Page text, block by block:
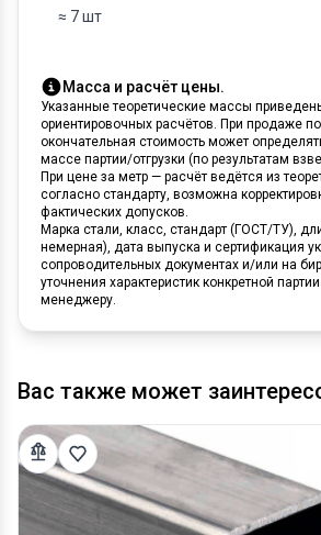
≈ 7 шт
Масса и расчёт цены.
Указанные теоретические массы
ориентировочных расчётов. При продаже
окончательная стоимость может
массе партии/отгрузки (по результатам
При цене за метр — расчёт ведётся из
согласно стандарту, возможна
фактических допусков.
Марка стали, класс, стандарт (ГОСТ/ТУ),
немерная), дата выпуска и сертификация
сопроводительных документах и/или на
уточнения характеристик конкретной
менеджеру.
Вас также может